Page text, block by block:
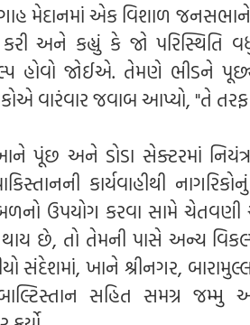
મેદાનમાં એક વિશાળ
અને કહ્યું કે જો પરિસ્થિતિ
હોવો જોઈએ. તેમણે ભીડને
વારંવાર જવાબ આપ્યો, "તે
પૂંછ અને ડોડા સેક્ટરમાં
કાર્યવાહીથી
ઉપયોગ કરવા સામે ચેતવણી
છે, તો તેમની પાસે અન્ય
સંદેશમાં, ખાને શ્રીનગર,
સહિત સમગ્ર જમ્મુ